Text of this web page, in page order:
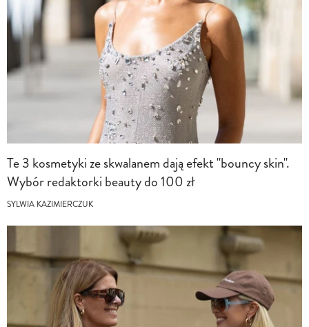
Te 3 kosmetyki ze skwalanem dają efekt "bouncy skin".
Wybór redaktorki beauty do 100 zł
SYLWIA KAZIMIERCZUK